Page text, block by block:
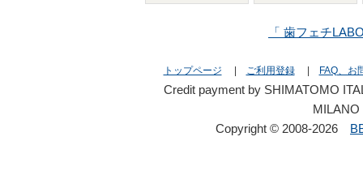
「 歯フェチ
トップページ ご利用登録| FAQ、お
Credit payment by SHIMATOMO
MILANO
Copyright © 2008-2026